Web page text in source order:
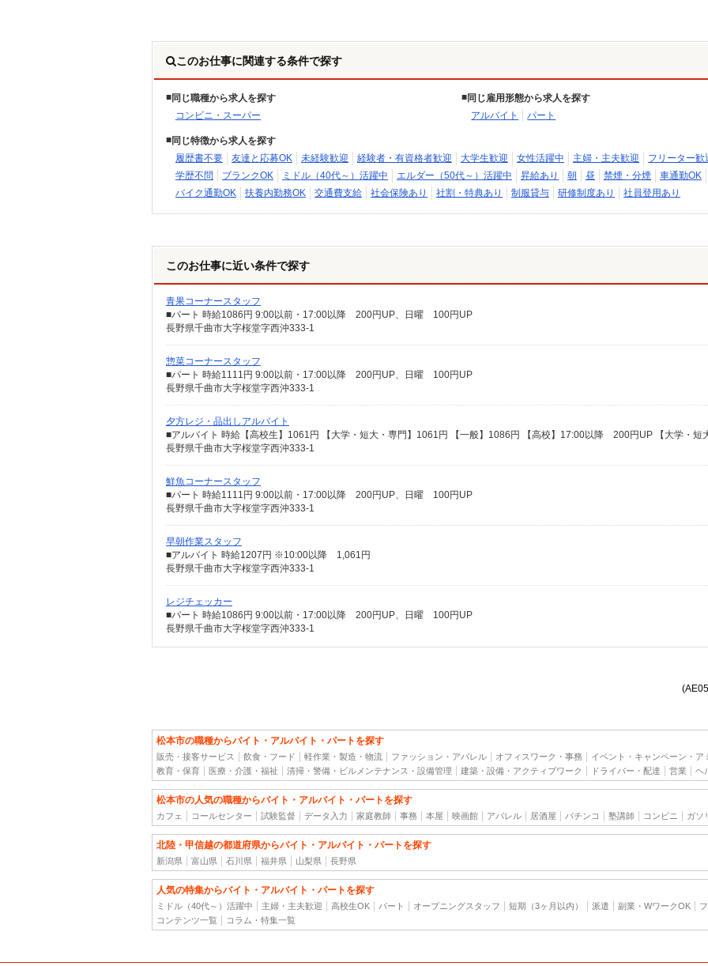
このお仕事に関連する条件で探す
同じ職種から求人を探す
コンビニ・スーパー
同じ雇用形態から求人を探す
アルバイト
パート
同じ特徴から求人を探す
履歴書不要
友達と応募OK 未経験歓迎 経験者・有資格者歓迎 大学生歓迎 女性活躍中 主婦・主夫歓迎
フリーター歓
学歴不問
ブランクOK ミドル（40代～）活躍中 エルダー（50代～）活躍中 昇給あり 朝 昼 禁煙・分煙
車通勤OK
バイク通勤OK
扶養内勤務OK 交通費支給 社会保険あり 社割・特典あり 制服貸与 研修制度あり 社員登用あり
このお仕事に近い条件で探す
青果コーナースタッフ
■パート 時給1086円 9:00以前・17:00以降 200円UP、日曜 100円UP
長野県千曲市大字桜堂字西沖333-1
惣菜コーナースタッフ
■パート 時給1111円 9:00以前・17:00以降 200円UP、日曜 100円UP
長野県千曲市大字桜堂字西沖333-1
夕方レジ・品出しアルバイト
長野県千曲市大字桜堂字西沖333-1
鮮魚コーナースタッフ
■パート 時給1111円 9:00以前・17:00以降 200円UP、日曜 100円UP
長野県千曲市大字桜堂字西沖333-1
早朝作業スタッフ
■アルバイト 時給1207円 ※10:00以降 1,061円
長野県千曲市大字桜堂字西沖333-1
レジチェッカー
■パート 時給1086円 9:00以前・17:00以降 200円UP、日曜 100円UP
長野県千曲市大字桜堂字西沖333-1
松本市の職種からバイト・アルバイト・パートを探す
販売・接客サービス 飲食・フード 軽作業・製造・物流 ファッション・アパレル オフィスワーク・事務
イベント・キャンペーン・ア
教育・保育
医療・介護・福祉 清掃・警備・ビルメンテナンス・設備管理 建築・設備・アクティブワーク ドライバー・配達 営業 ヘ
松本市の人気の職種からバイト・アルバイト・パートを探す
カフェ コールセンター 試験監督 データ入力 家庭教師 事務 本屋 映画館 アパレル 居酒屋 パチンコ 塾講師 コンビニ ガソ
北陸・甲信越の都道府県からバイト・アルバイト・パートを探す
新潟県 富山県 石川県 福井県 山梨県 長野県
人気の特集からバイト・アルバイト・パートを探す
ミドル（40代～）活躍中 主婦・主夫歓迎 高校生OK パート オープニングスタッフ 短期（3ヶ月以内） 派遣 副業・WワークOK
コンテンツ一覧
コラム・特集一覧